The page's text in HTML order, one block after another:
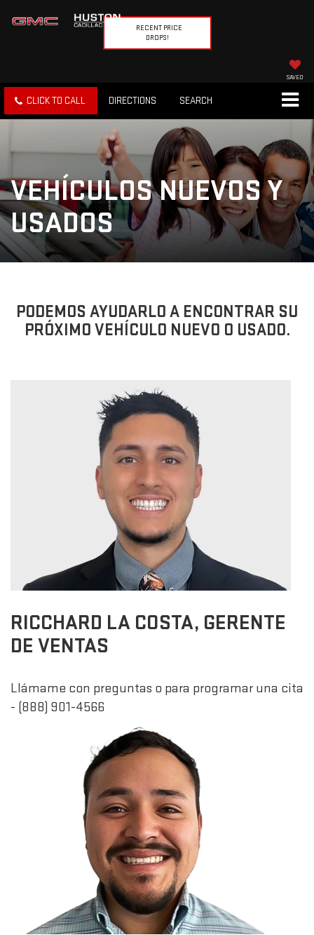
RECENT PRICE
DROPS!
SAVED
CLICK TO CALL DIRECTIONS SEARCH
VEHÍCULOS NUEVOS Y
USADOS
PODEMOS AYUDARLO A ENCONTRAR SU
PRÓXIMO VEHÍCULO NUEVO O USADO.
RICCHARD LA COSTA, GERENTE
DE VENTAS
Llámame con preguntas o para programar una cita
- (888) 901-4566